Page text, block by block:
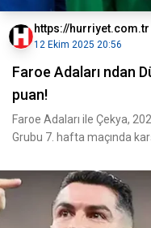
https://hurriyet.com.tr
12 Ekim 2025 20:56
Faroe Adaları ndan
puan!
Faroe Adaları ile Çekya,
Grubu 7. hafta maçında